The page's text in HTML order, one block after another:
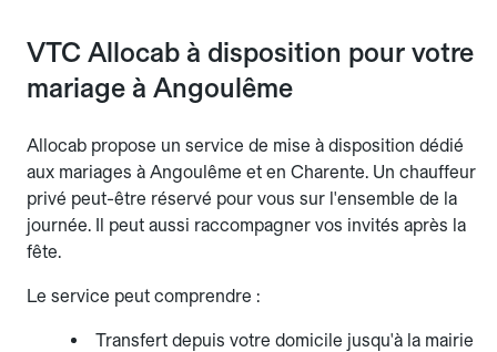
VTC Allocab à disposition pour votre
mariage à Angoulême
Allocab propose un service de mise à disposition dédié
aux mariages à Angoulême et en Charente. Un chauffeur
privé peut-être réservé pour vous sur l'ensemble de la
journée. Il peut aussi raccompagner vos invités après la
fête.
Le service peut comprendre :
Transfert depuis votre domicile jusqu'à la mairie